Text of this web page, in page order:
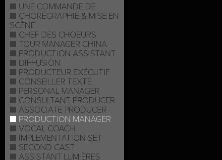
UNE COMMANDE DE
CHORÉGRAPHIE & MISE EN
SCÈNE
CHEF DES CHOEURS
TOUR MANAGER CHINA
PRODUCTION ASSISTANT
DIFFUSION
PRODUCTEUR EXÉCUTIF
CONSEILLER TEXTE
PERSONAL MANAGER
CONSULTANT PRODUCER
ASSOCIATE PRODUCER
PRODUCTION MANAGER
VOCAL COACH
IMPLEMENTATION SET
SECOND CAST
ASSISTANT LUMIÈRES